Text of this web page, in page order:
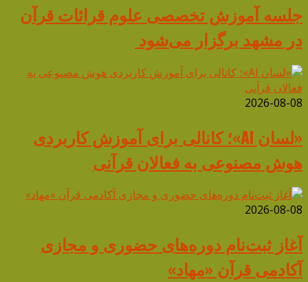
جلسه آموزش تخصصی علوم قرائات قرآن
در مشهد برگزار می‌شود
2026-08-08
«لسان AI»؛ کانالی برای آموزش کاربردی
هوش مصنوعی به فعالان قرآنی
2026-08-08
آغاز ثبت‌نام دوره‌های حضوری و مجازی
آکادمی قرآن «مهاد»